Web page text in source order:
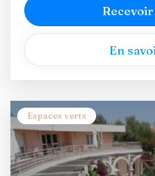
En
Espaces verts